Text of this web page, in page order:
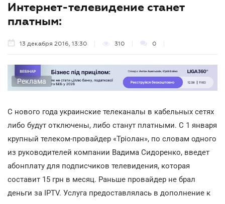
Интернет-телевидение станет
платным:
13 декабря 2016, 13:30 310 0
Реклама
С нового года украинские телеканалы в кабельных сетях
либо будут отключены, либо станут платными. С 1 января
крупный телеком-провайдер «Тріолан», по словам одного
из руководителей компании Вадима Сидоренко, введет
абонплату для подписчиков телевидения, которая
составит 15 грн в месяц. Раньше провайдер не брал
деньги за IPTV. Услуга предоставлялась в дополнение к